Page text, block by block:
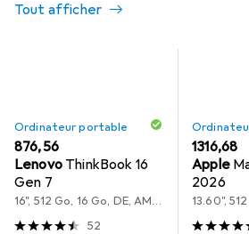
Tout afficher
Ordinateur portable
EUR
876,56
Lenovo ThinkBook 16
Gen 7
16", 512 Go, 16 Go, DE, AMD Ryzen 5 7535HS
52
EUR
1316,68
Apple
2026